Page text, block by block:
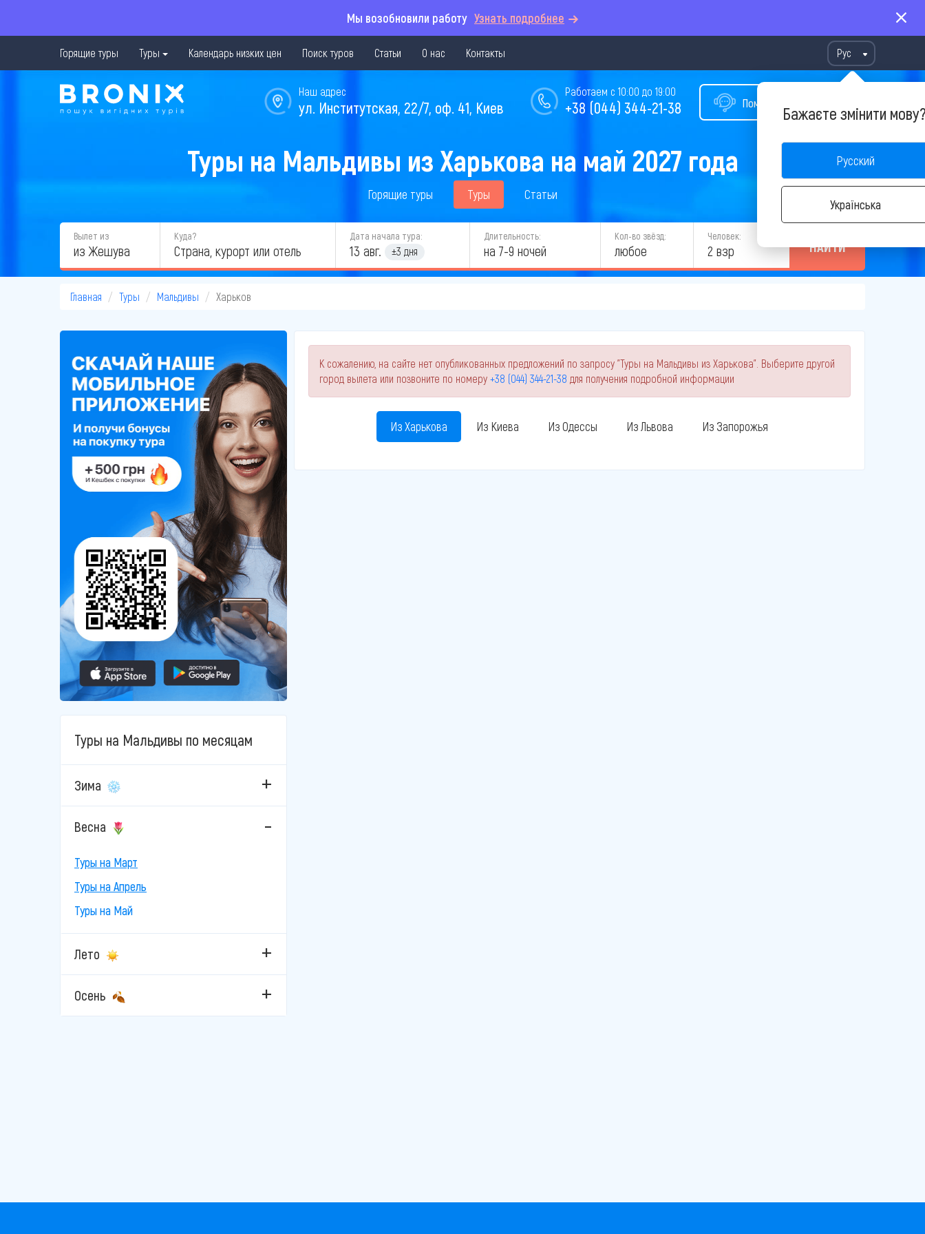
Мы возобновили работу Узнать подробнее
Горящие туры Туры Календарь низких цен Поиск туров Статьи О нас Контакты Рус
Бажаєте змінити
Русский
Українська
Помощь в подборе тура
Работаем с 10:00 до 19:00
+38 (044) 344-21-38
Наш адрес
ул. Институтская, 22/7, оф. 41, Киев
Туры на Мальдивы из Харькова на май 2027 года
Горящие туры Туры Статьи
Вылет из
из Жешува
Куда? Дата начала тура:
13 авг. ±3 дня
Длительность:
на 7-9 ночей
Кол-во звёзд:
любое
Человек:
2 взр НАЙТИ
Главная Туры Мальдивы Харьков
Туры на Мальдивы по месяцам
Зима
Весна
Туры на Март
Туры на Апрель
Туры на Май
Лето
Осень
К сожалению, на сайте нет опубликованных предложений по запросу "Туры на Мальдивы из Харькова". Выберите другой
город вылета или позвоните по номеру +38 (044) 344-21-38 для получения подробной информации
Из Харькова Из Киева Из Одессы Из Львова Из Запорожья